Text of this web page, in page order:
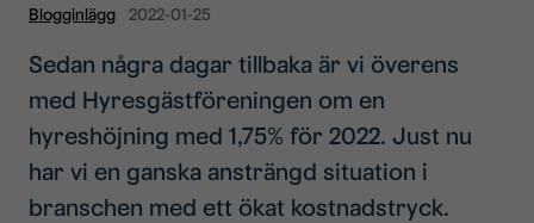
Blogginlägg 2022-01-25
Sedan några dagar tillbaka är vi överens
med Hyresgästföreningen om en
hyreshöjning med 1,75% för 2022. Just nu
har vi en ganska ansträngd situation i
branschen med ett ökat kostnadstryck.